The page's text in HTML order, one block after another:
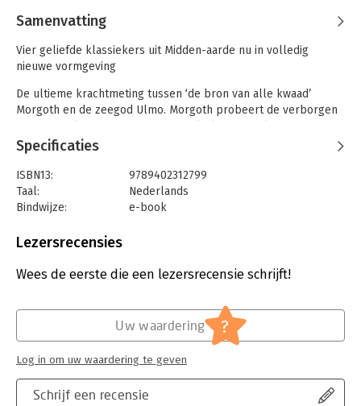
Samenvatting
Vier geliefde klassiekers uit Midden-aarde nu in volledig
nieuwe vormgeving
De ultieme krachtmeting tussen ‘de bron van alle kwaad’
Morgoth en de zeegod Ulmo. Morgoth probeert de verborgen
de Elfenclan die Gondolin ooit bouwde.
Specificaties
ISBN13:
9789402312799
Taal:
Nederlands
Bindwijze:
e-book
Bestandsformaat:
Uitgever:
Boekerij
Literatuur en romans,Thrillers en
Lezersrecensies
Wees de eerste die een lezersrecensie schrijft!
Schrijf een recensie
Uw waardering ?
Log in om uw waardering te geven